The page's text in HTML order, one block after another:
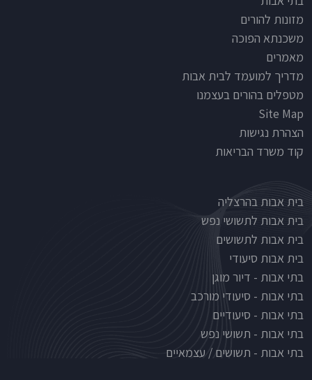
מזונות להורים
משכנתא הפוכה
מאמרים
מדריך למועמד לבית אבות
מטפלים בהורים בעצמנו
Site Map
הצהרת נגישות
קוד משרד הבריאות
Nursinghouse type
בית אבות בהרצליה
בית אבות לתשושי נפש
בית אבות לתשושים
בית אבות סיעודי
בתי אבות - דיור מוגן
בתי אבות - סיעודי מורכב
בתי אבות - סיעודיים
בתי אבות - תשושי נפש
בתי אבות - תשושים / עצמאיים